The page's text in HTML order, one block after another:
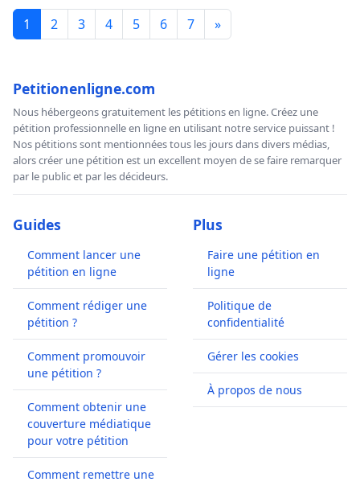
1 2 3 4 5 6 7 »
Petitionenligne.com
Nous hébergeons gratuitement les pétitions en ligne. Créez une
pétition professionnelle en ligne en utilisant notre service puissant !
Nos pétitions sont mentionnées tous les jours dans divers médias,
alors créer une pétition est un excellent moyen de se faire remarquer
par le public et par les décideurs.
Guides
Comment lancer une
pétition en ligne
Comment rédiger une
pétition ?
Comment promouvoir
une pétition ?
Comment obtenir une
couverture médiatique
pour votre pétition
Comment remettre une
Plus
Faire une pétition en
ligne
Politique de
confidentialité
Gérer les cookies
À propos de nous